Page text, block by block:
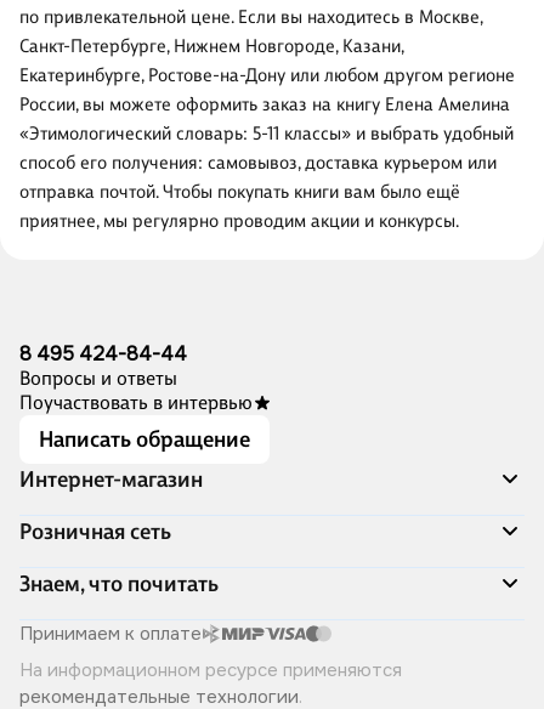
по привлекательной цене. Если вы находитесь в Москве,
Санкт-Петербурге, Нижнем Новгороде, Казани,
Екатеринбурге, Ростове-на-Дону или любом другом регионе
России, вы можете оформить заказ на книгу Елена Амелина
«Этимологический словарь: 5-11 классы» и выбрать удобный
способ его получения: самовывоз, доставка курьером или
отправка почтой. Чтобы покупать книги вам было ещё
приятнее, мы регулярно проводим акции и конкурсы.
8 495 424-84-44
Вопросы и ответы
Поучаствовать в интервью
Написать обращение
Интернет-магазин
Акции
Доставка и оплата
Программа лояльности
Подарочные сертификаты
Правила продажи
Политика конфиденциальности
Розничная сеть
Адреса магазинов
Книжный Дозор
О компании
Читай-город для бизнеса
Хотите у нас работать?
Знаем, что почитать
Скоро в продаже
Лучшие из лучших
Читай-журнал
Принимаем к оплате
На информационном ресурсе применяются
рекомендательные технологии.